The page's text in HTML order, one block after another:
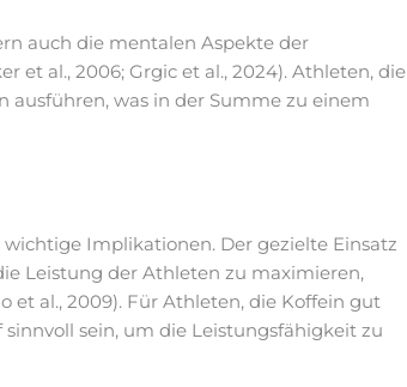
auch die mentalen Aspekte der
al., 2006; Grgic et al., 2024). Athleten, die
ausführen, was in der Summe zu einem
Implikationen. Der gezielte Einsatz
Leistung der Athleten zu maximieren,
et al., 2009). Für Athleten, die Koffein gut
sein, um die Leistungsfähigkeit zu